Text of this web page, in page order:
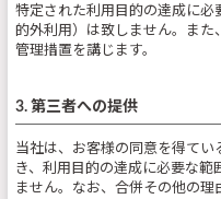
特定された利用目的の達成に必
的外利用）は致しません。ま
管理措置を講じます。
3. 第三者への提供
当社は、お客様の同意を得て
き、利用目的の達成に必要な範
ません。なお、合併その他の理